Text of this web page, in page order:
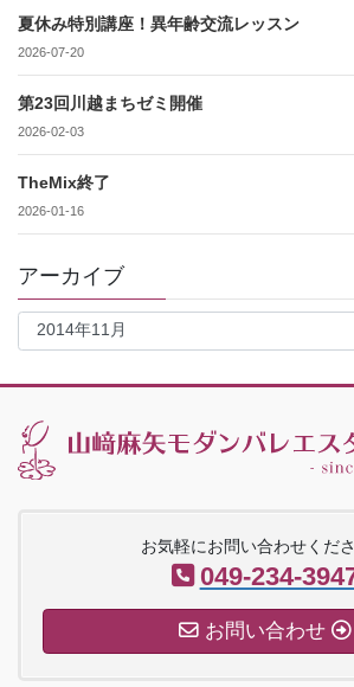
夏休み特別講座！異年齢交流レッスン
2026-07-20
第23回川越まちゼミ開催
2026-02-03
TheMix終了
2026-01-16
アーカイブ
ア
イ
お気軽にお問い合わせくださ
049-234-
お問い合わせ